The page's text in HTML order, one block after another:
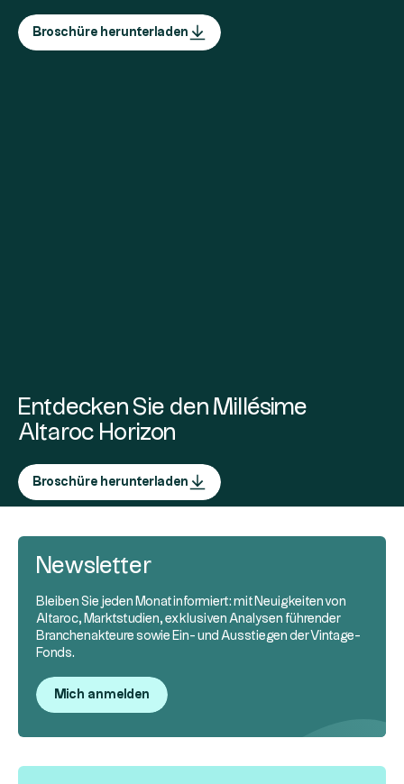
Broschüre herunterladen
Entdecken Sie den Millésime
Altaroc Horizon
Broschüre herunterladen
Newsletter
Bleiben Sie jeden Monat informiert: mit Neuigkeiten von
Altaroc, Marktstudien, exklusiven Analysen führender
Branchenakteure sowie Ein- und Ausstiegen der Vintage-
Fonds.
Mich anmelden